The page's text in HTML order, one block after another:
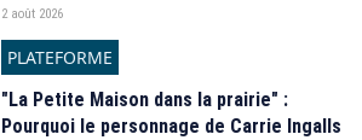
2 août 2026
PLATEFORME
"La Petite Maison dans la prairie" :
Pourquoi le personnage de Carrie Ingalls